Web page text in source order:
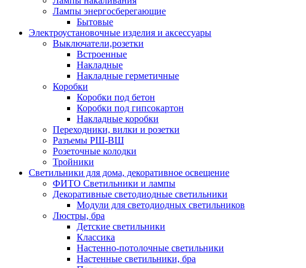
Лампы энергосберегающие
Бытовые
Электроустановочные изделия и аксессуары
Выключатели,розетки
Встроенные
Накладные
Накладные герметичные
Коробки
Коробки под бетон
Коробки под гипсокартон
Накладные коробки
Переходники, вилки и розетки
Разъемы РШ-ВШ
Розеточные колодки
Тройники
Светильники для дома, декоративное освещение
ФИТО Светильники и лампы
Декоративные светодиодные светильники
Модули для светодиодных светильников
Люстры, бра
Детские светильники
Классика
Настенно-потолочные светильники
Настенные светильники, бра